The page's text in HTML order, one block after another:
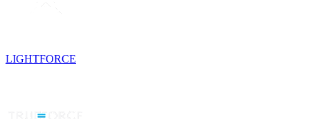
LIGHTFORCE